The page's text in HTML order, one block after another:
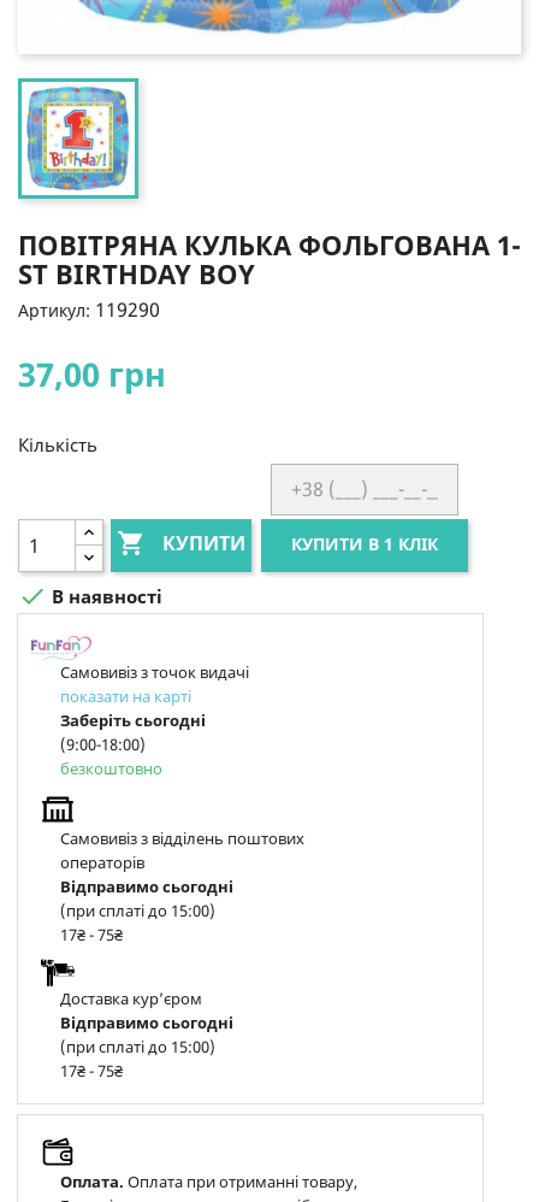
ПОВІТРЯНА КУЛЬКА ФОЛЬГОВАНА 1-
ST BIRTHDAY BOY
Артикул: 119290
37,00 грн
Кількість
 КУПИТИ КУПИТИ В 1 КЛІК
 В наявності
Самовивіз з точок видачі
показати на карті
Заберіть сьогодні
(9:00-18:00)
безкоштовно
Самовивіз з відділень поштових
операторів
Відправимо сьогодні
(при сплаті до 15:00)
17₴ - 75₴
Доставка курʼєром
Відправимо сьогодні
(при сплаті до 15:00)
17₴ - 75₴
Оплата. Оплата при отриманні товару,